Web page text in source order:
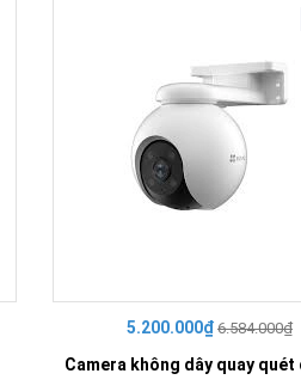
5.200.000₫ 6.584.000₫